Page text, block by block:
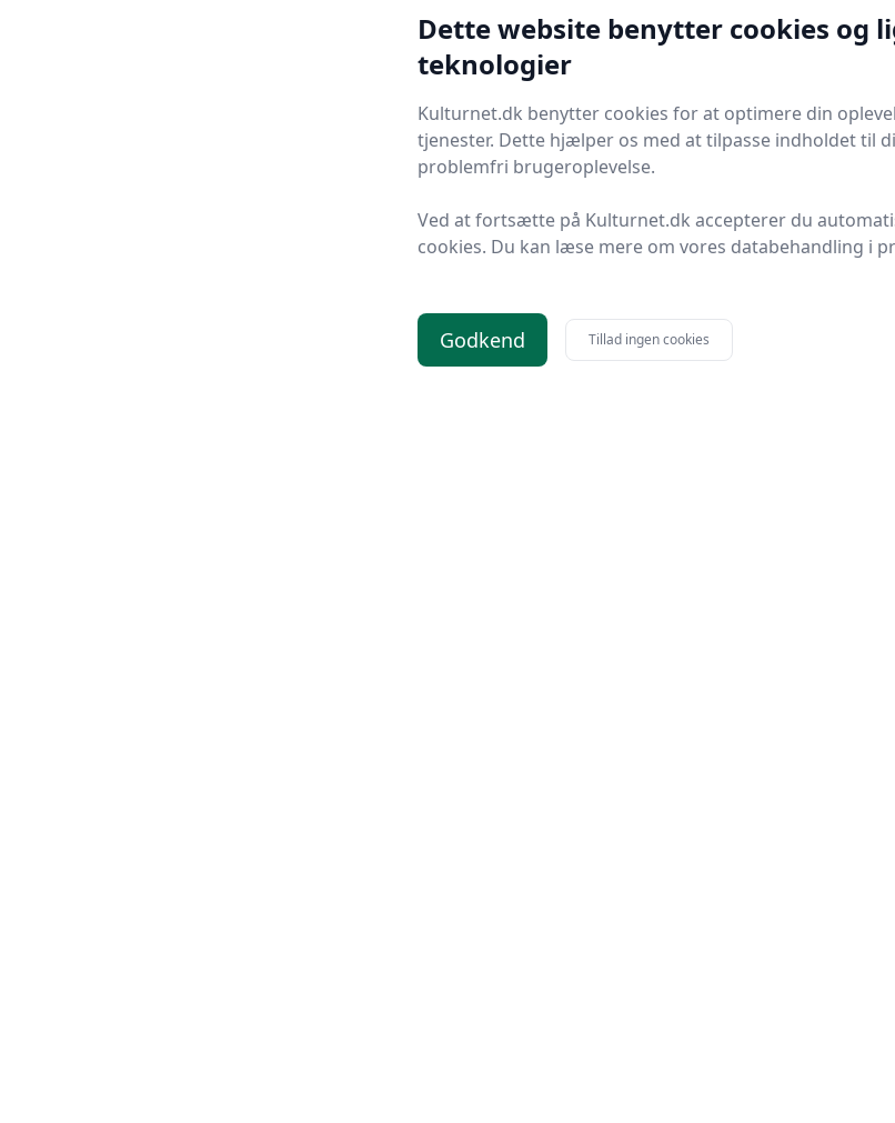
Dette website benytter cookies og
teknologier
Kulturnet.dk benytter cookies for at optimere din
tjenester. Dette hjælper os med at tilpasse indholdet til
problemfri brugeroplevelse.
Ved at fortsætte på Kulturnet.dk accepterer du
cookies. Du kan læse mere om vores databehandling i
Godkend Tillad ingen cookies